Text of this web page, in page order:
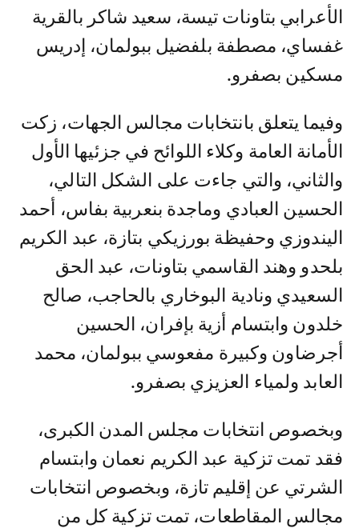
الأعرابي بتاونات تيسة، سعيد شاكر بالقرية
غفساي، مصطفة بلفضيل ببولمان، إدريس
مسكين بصفرو.
وفيما يتعلق بانتخابات مجالس الجهات، زكت
الأمانة العامة وكلاء اللوائح في جزئيها الأول
والثاني، والتي جاءت على الشكل التالي،
الحسين العبادي وماجدة بنعربية بفاس، أحمد
اليندوزي وحفيظة بورزيكي بتازة، عبد الكريم
بلحدو وهند القاسمي بتاونات، عبد الحق
السعيدي ونادية البوخاري بالحاجب، صالح
خلدون وابتسام أزية بإفران، الحسين
أجرضاون وكبيرة مفعوسي ببولمان، محمد
العابد ولمياء العزيزي بصفرو.
وبخصوص انتخابات مجلس المدن الكبرى،
فقد تمت تزكية عبد الكريم نعمان وابتسام
الشرتي عن إقليم تازة، وبخصوص انتخابات
مجالس المقاطعات، تمت تزكية كل من